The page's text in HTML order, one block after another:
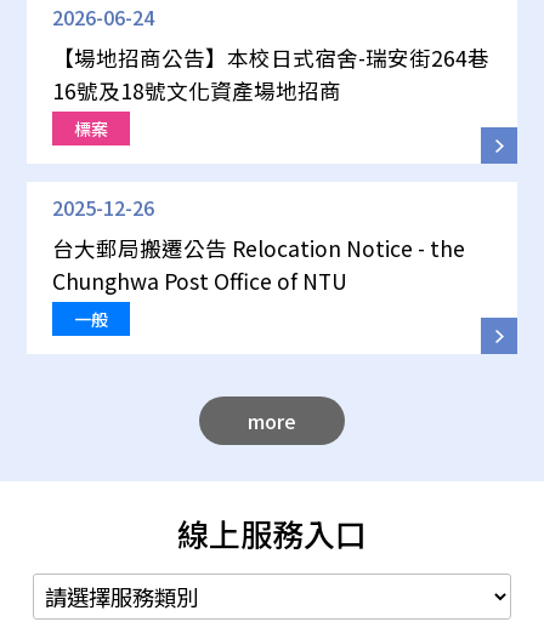
2026-06-24
【場地招商公告】本校日式宿舍-瑞安街264巷
16號及18號文化資產場地招商
標案
2025-12-26
台大郵局搬遷公告 Relocation Notice - the
Chunghwa Post Office of NTU
一般
more
線上服務入口